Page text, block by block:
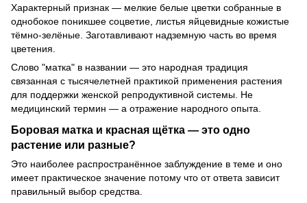
Характерный признак — мелкие белые цветки собранные в
однобокое поникшее соцветие, листья яйцевидные кожистые
тёмно-зелёные. Заготавливают надземную часть во время
цветения.
Слово "матка" в названии — это народная традиция
связанная с тысячелетней практикой применения растения
для поддержки женской репродуктивной системы. Не
медицинский термин — а отражение народного опыта.
Боровая матка и красная щётка — это одно
растение или разные?
Это наиболее распространённое заблуждение в теме и оно
имеет практическое значение потому что от ответа зависит
правильный выбор средства.